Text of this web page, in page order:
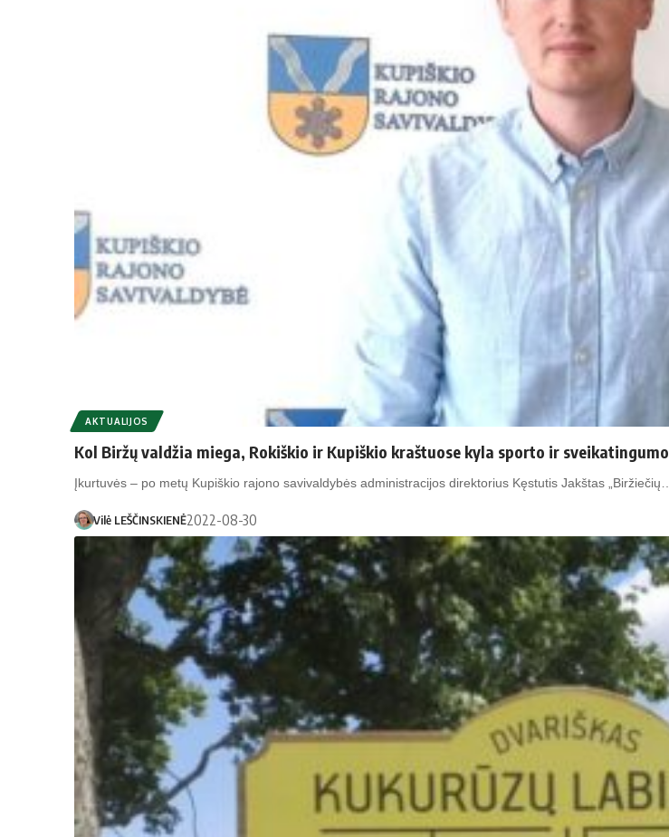
AKTUALIJOS
Kol Biržų valdžia miega, Rokiškio ir Kupiškio kraštuose kyla sporto ir
Įkurtuvės – po metų Kupiškio rajono savivaldybės administracijos direktorius Kęstutis Jakštas „Biržiečių…
Vilė LEŠČINSKIENĖ2022-08-30